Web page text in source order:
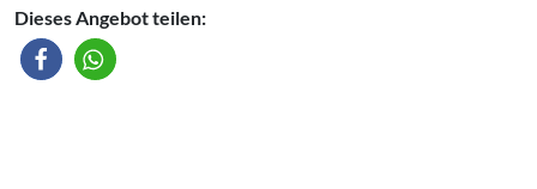
Dieses Angebot teilen: